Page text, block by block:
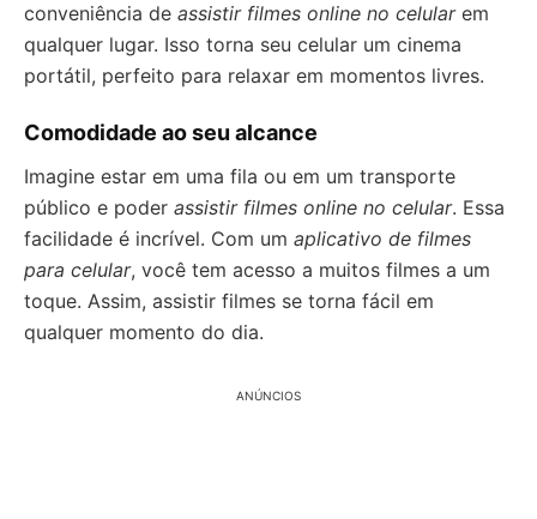
conveniência de assistir filmes online no celularem
qualquer lugar. Isso torna seu celular um cinema
portátil, perfeito para relaxar em momentos livres.
Comodidade ao seu alcance
Imagine estar em uma fila ou em um transporte
público e poder assistir filmes online no celular. Essa
facilidade é incrível. Com um aplicativo de filmes
para celular, você tem acesso a muitos filmes a um
toque. Assim, assistir filmes se torna fácil em
qualquer momento do dia.
ANÚNCIOS